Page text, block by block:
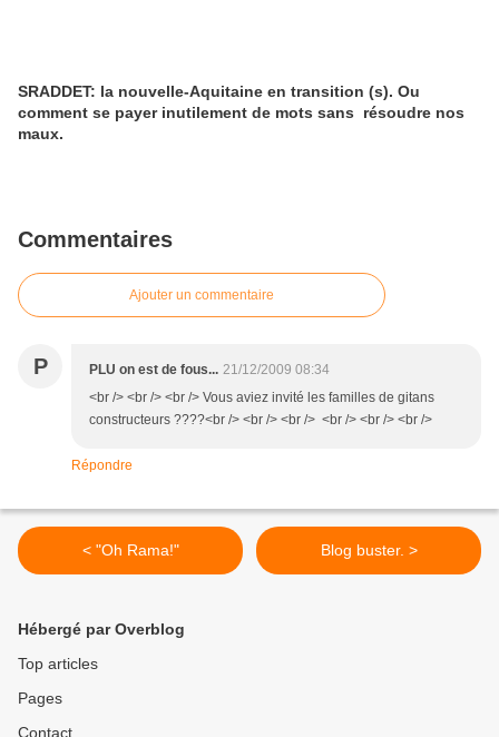
SRADDET: la nouvelle-Aquitaine en transition (s). Ou
comment se payer inutilement de mots sans résoudre nos
maux.
Commentaires
Ajouter un commentaire
P PLU on est de fous... 21/12/2009 08:34
<br /> <br /> <br /> Vous aviez invité les familles de gitans
constructeurs ????<br /> <br /> <br /> <br /> <br /> <br />
Répondre
< "Oh Rama!" Blog buster. >
Hébergé par Overblog
Top articles
Pages
Contact